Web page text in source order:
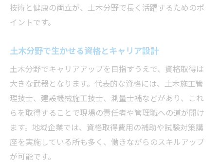
技術と健康の両立が、土木分野で長く活躍するためのポ
イントです。
土木分野で生かせる資格とキャリア設計
土木分野でキャリアアップを目指すうえで、資格取得は
大きな武器となります。代表的な資格には、土木施工管
理技士、建設機械施工技士、測量士補などがあり、これ
らを取得することで現場の責任者や管理職への道が開け
ます。地域企業では、資格取得費用の補助や試験対策講
座を実施している所も多く、働きながらのスキルアップ
が可能です。